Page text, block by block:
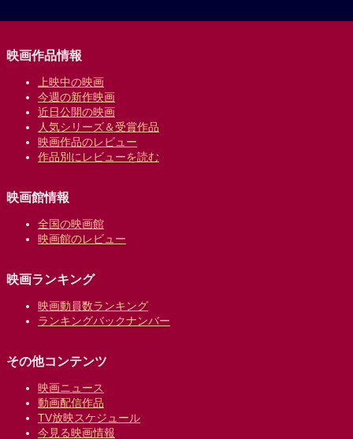
映画作品情報
上映中の映画
今週の新作映画
近日公開の映画
人気シリーズ＆受賞作品
映画作品のレビュー
作品別にレビューを読む
映画館情報
全国の映画館
映画館のレビュー
映画ランキング
映画動員数ランキング
ランキングバックナンバー
その他コンテンツ
映画ニュース
動画配信作品
TV放映スケジュール
今見る映画情報